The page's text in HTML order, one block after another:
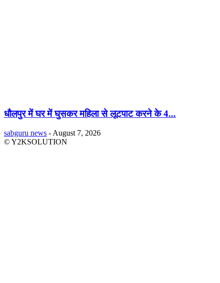
धौलपुर में घर में घुसकर महिला से लूटपाट करने के 4...
sabguru news - August 7, 2026
© Y2KSOLUTION